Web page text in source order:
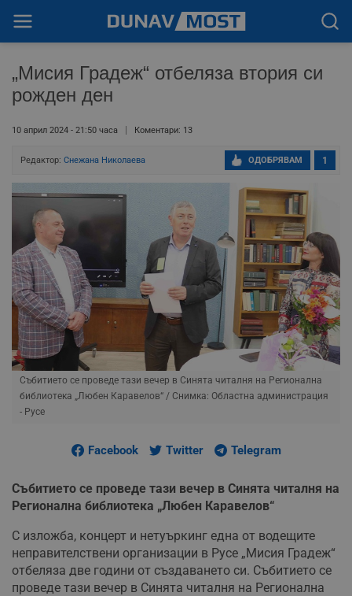
„Мисия Градеж“ отбеляза втория си
рожден ден
10 април 2024 - 21:50 часа Коментари: 13
Редактор: Снежана Николаева 1
ОДОБРЯВАМ
Събитието се проведе тази вечер в Синята читалня на Регионална
библиотека „Любен Каравелов“ / Снимка: Областна администрация
- Русе
Facebook Twitter Telegram
Събитието се проведе тази вечер в Синята читалня на
Регионална библиотека „Любен Каравелов“
С изложба, концерт и нетуъркинг една от водещите
неправителствени организации в Русе „Мисия Градеж“
отбеляза две години от създаването си. Събитието се
проведе тази вечер в Синята читалня на Регионална